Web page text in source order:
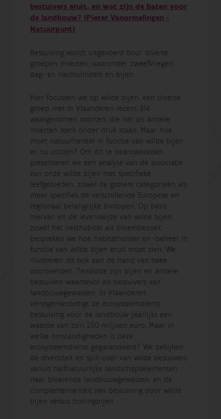
bestuivers eruit, en wat zijn de baten voor
de landbouw? (Pieter Vanormelingen -
Natuurpunt)
Bestuiving wordt uitgevoerd door diverse
groepen insecten, waaronder zweefvliegen,
dag- en nachtvlinders en bijen.
Hier focussen we op wilde bijen, een diverse
groep met in Vlaanderen recent 314
waargenomen soorten, die net als andere
insecten sterk onder druk staan. Maar hoe
moet natuurherstel in functie van wilde bijen
er nu uitzien? Om dit te beantwoorden
presenteren we een analyse van de associatie
van onze wilde bijen met specifieke
leefgebieden, zowel de grotere categorieën als
meer specifiek de verschillende Europese en
regionaal belangrijke biotopen. Op basis
hiervan en de levenswijze van wilde bijen,
zowel het nesthabitat als bloembezoek,
bespreken we hoe habitatherstel en -beheer in
functie van wilde bijen eruit moet zien. We
illustreren dit ook aan de hand van twee
voorbeelden. Tenslotte zijn bijen en andere
bestuivers waardevol als bestuivers van
landbouwgewassen. In Vlaanderen
vertegenwoordigt de ecosysteemdienst
bestuiving voor de landbouw jaarlijks een
waarde van zo’n 250 miljoen euro. Maar in
welke omstandigheden is deze
ecosysteemdienst gegarandeerd? We bekijken
de diversiteit en spill-over van wilde bestuivers
vanuit halfnatuurlijke landschapselementen
naar bloeiende landbouwgewassen, en de
complementariteit van bestuiving door wilde
bijen versus honingbijen.